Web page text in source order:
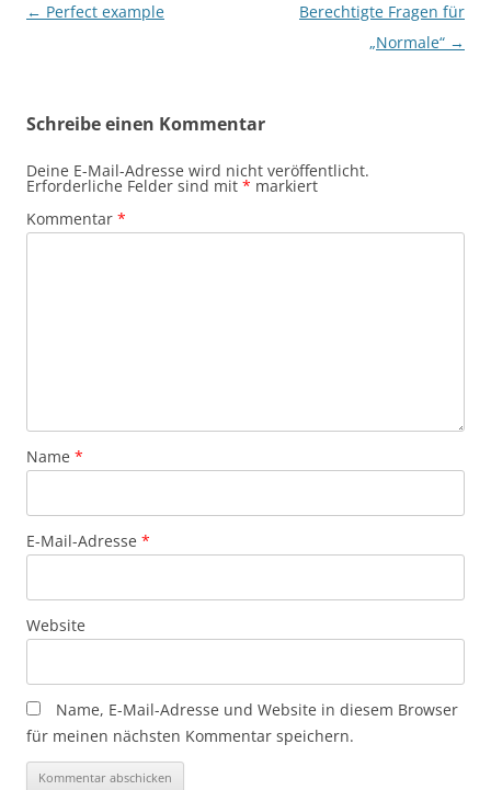
Beitragsnavigation
← Perfect example
Berechtigte Fragen für
„Normale“ →
Schreibe einen Kommentar
Deine E-Mail-Adresse wird nicht veröffentlicht.
Erforderliche Felder sind mit * markiert
Kommentar *
Name *
E-Mail-Adresse *
Website
Name, E-Mail-Adresse und Website in diesem Browser
für meinen nächsten Kommentar speichern.